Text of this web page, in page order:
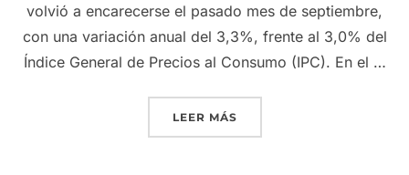
volvió a encarecerse el pasado mes de septiembre,
con una variación anual del 3,3%, frente al 3,0% del
Índice General de Precios al Consumo (IPC). En el …
LEER MÁS«LOS PRECIOS DE LOS